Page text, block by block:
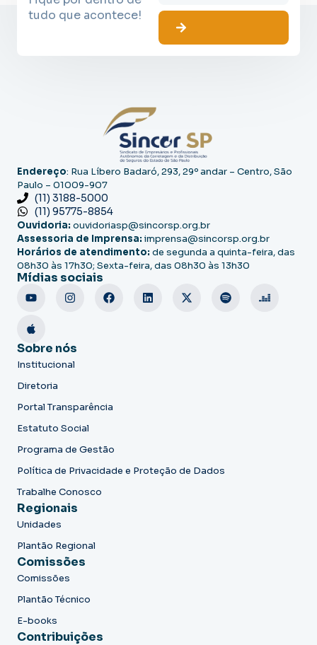
tudo que acontece!
Endereço: Rua Líbero Badaró, 293, 29º andar – Centro, São
Paulo – 01009-907
(11) 3188-5000
(11) 95775-8854
Ouvidoria: ouvidoriasp@sincorsp.org.br
Assessoria de Imprensa: imprensa@sincorsp.org.br
Horários de atendimento: de segunda a quinta-feira, das
08h30 às 17h30; Sexta-feira, das 08h30 às 13h30
Mídias sociais
Sobre nós
Institucional
Diretoria
Portal Transparência
Estatuto Social
Programa de Gestão
Política de Privacidade e Proteção de Dados
Trabalhe Conosco
Regionais
Unidades
Plantão Regional
Comissões
Comissões
Plantão Técnico
E-books
Contribuições